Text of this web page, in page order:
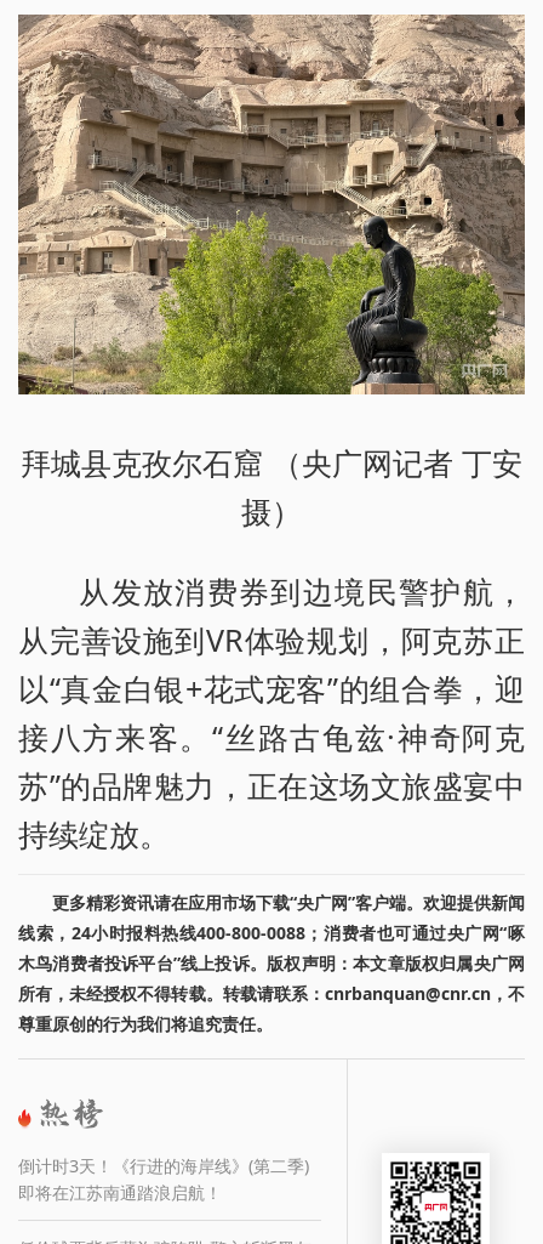
拜城县克孜尔石窟 （央广网记者 丁安
摄）
从发放消费券到边境民警护航，
从完善设施到VR体验规划，阿克苏正
以“真金白银+花式宠客”的组合拳，迎
接八方来客。“丝路古龟兹·神奇阿克
苏”的品牌魅力，正在这场文旅盛宴中
持续绽放。
更多精彩资讯请在应用市场下载“央广网”客户端。欢迎提供新闻
线索，24小时报料热线400-800-0088；消费者也可通过央广网“啄
木鸟消费者投诉平台”线上投诉。版权声明：本文章版权归属央广网
所有，未经授权不得转载。转载请联系：cnrbanquan@cnr.cn，不
尊重原创的行为我们将追究责任。
倒计时3天！《行进的海岸线》(第二季)
即将在江苏南通踏浪启航！